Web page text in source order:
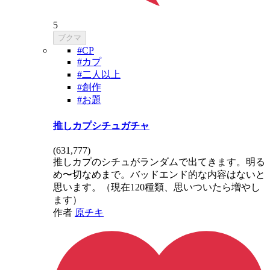
5
ブクマ
#CP
#カプ
#二人以上
#創作
#お題
推しカプシチュガチャ
(631,777)
推しカプのシチュがランダムで出てきます。明る
め〜切なめまで。バッドエンド的な内容はないと
思います。（現在120種類、思いついたら増やし
ます）
作者 原チキ